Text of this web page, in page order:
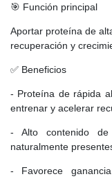
🎯 Función principal
Aportar proteína de
recuperación y
✅ Beneficios
- Proteína de rápida
entrenar y acelerar
- Alto contenido de
naturalmente
- Favorece